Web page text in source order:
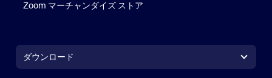
Zoom マーチャンダイズ ストア
ダウンロード